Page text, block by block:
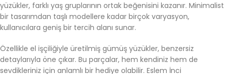
yüzükler, farklı yaş gruplarının ortak beğenisini kazanır. Minimalist
bir tasarımdan taşlı modellere kadar birçok varyasyon,
kullanıcılara geniş bir tercih alanı sunar.
Özellikle el işçiliğiyle üretilmiş gümüş yüzükler, benzersiz
detaylarıyla öne çıkar. Bu parçalar, hem kendiniz hem de
sevdikleriniz için anlamlı bir hediye olabilir. Eslem İnci